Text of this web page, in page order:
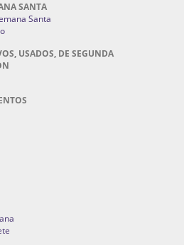
SANTA
Santa
USADOS, DE SEGUNDA